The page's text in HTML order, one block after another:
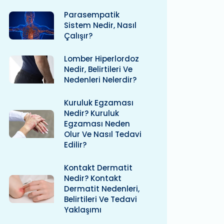
Parasempatik
Sistem Nedir, Nasıl
Çalışır?
Lomber Hiperlordoz
Nedir, Belirtileri Ve
Nedenleri Nelerdir?
Kuruluk Egzaması
Nedir? Kuruluk
Egzaması Neden
Olur Ve Nasıl Tedavi
Edilir?
Kontakt Dermatit
Nedir? Kontakt
Dermatit Nedenleri,
Belirtileri Ve Tedavi
Yaklaşımı